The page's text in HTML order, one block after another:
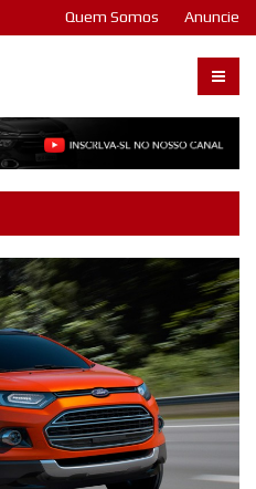
Quem Somos Anuncie